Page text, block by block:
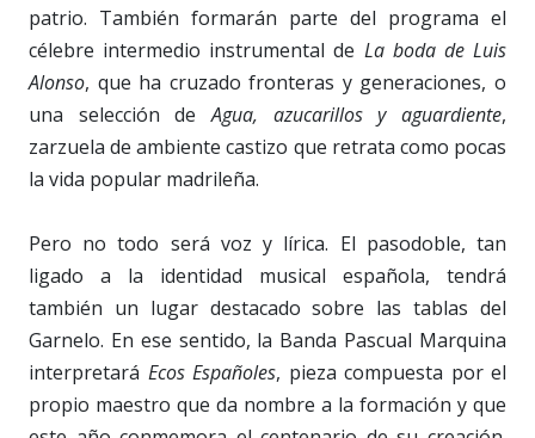
patrio. También formarán parte del programa el
célebre intermedio instrumental de La boda de Luis
Alonso, que ha cruzado fronteras y generaciones, o
una selección deAgua, azucarillos y aguardiente,
zarzuela de ambiente castizo que retrata como pocas
la vida popular madrileña.
Pero no todo será voz y lírica. El pasodoble, tan
ligado a la identidad musical española, tendrá
también un lugar destacado sobre las tablas del
Garnelo. En ese sentido, la Banda Pascual Marquina
interpretará Ecos Españoles, pieza compuesta por el
propio maestro que da nombre a la formación y que